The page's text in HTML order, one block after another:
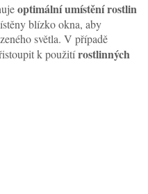
optimální umístění rostlin
blízko okna, aby
světla. V případě
k použitírostlinných